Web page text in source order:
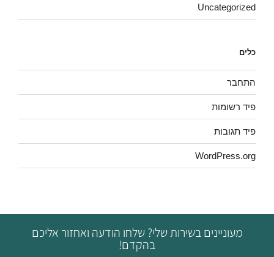
Uncategorized
כלים
התחבר
פיד רשומות
פיד תגובות
WordPress.org
מעוניינים בשירות שלי? שלחו הודעה ואחזור אליכם
בהקדם!